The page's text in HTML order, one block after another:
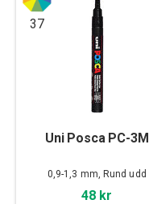
37
Uni Posca PC-3M
0,9-1,3 mm, Rund udd
48 kr